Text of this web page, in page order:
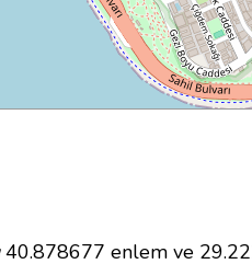
40.878677 enlem ve